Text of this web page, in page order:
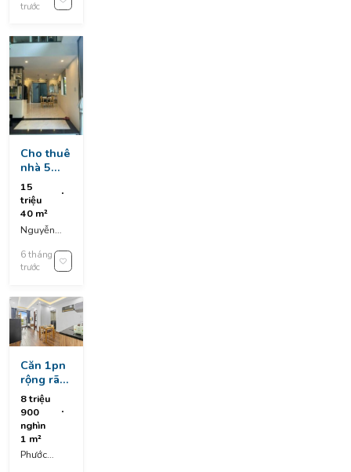
trước
Cho thuê
nhà 5
tầng kiệt
ô tô
nguyễn
hữu thọ,
hải châu
15
triệu
40 m²
Nguyễn
Hải Châu,
Da Nang,
6 tháng
trước
Căn 1pn
rộng rãi,
có ban
công,
tầng 4
8 triệu
900
nghìn
1 m²
Phước